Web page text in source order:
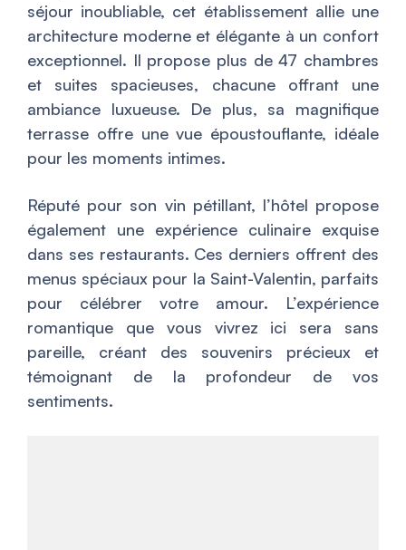
séjour inoubliable, cet établissement allie une
architecture moderne et élégante à un confort
exceptionnel. Il propose plus de 47 chambres
et suites spacieuses, chacune offrant une
ambiance luxueuse. De plus, sa magnifique
terrasse offre une vue époustouflante, idéale
pour les moments intimes.
Réputé pour son vin pétillant, l’hôtel propose
également une expérience culinaire exquise
dans ses restaurants. Ces derniers offrent des
menus spéciaux pour la Saint-Valentin, parfaits
pour célébrer votre amour. L’expérience
romantique que vous vivrez ici sera sans
pareille, créant des souvenirs précieux et
témoignant de la profondeur de vos
sentiments.